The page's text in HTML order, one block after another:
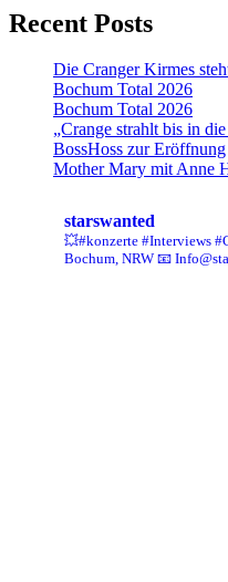
Recent Posts
Die Cranger Kirmes
Bochum Total 2026
Bochum Total 2026
„Crange strahlt bis in
BossHoss zur Eröffnung
Mother Mary mit Anne
starswanted
💥#konzerte #Interviews
Bochum, NRW 📧